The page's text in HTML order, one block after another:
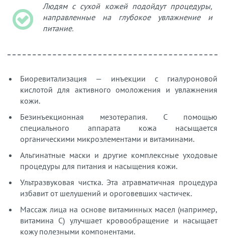
Людям с сухой кожей подойдут процедуры,
направленные на глубокое увлажнение и
питание.
Биоревитализация — инъекции с гиалуроновой
кислотой для активного омоложения и увлажнения
кожи.
Безинъекционная мезотерапия. С помощью
специального аппарата кожа насыщается
органическими микроэлементами и витаминами.
Альгинатные маски и другие комплексные уходовые
процедуры для питания и насыщения кожи.
Ультразвуковая чистка. Эта атравматичная процедура
избавит от шелушений и ороговевших частичек.
Массаж лица на основе витаминных масел (например,
витамина C) улучшает кровообращение и насыщает
кожу полезными компонентами.